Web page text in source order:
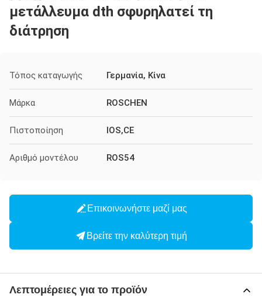
μετάλλευμα dth σφυρηλατεί τη
διάτρηση
Τόπος καταγωγής Γερμανία, Κίνα
Μάρκα ROSCHEN
Πιστοποίηση IOS,CE
Αριθμό μοντέλου ROS54
Επικοινωνήστε μαζί μας
Βρείτε την καλύτερη τιμή
Λεπτομέρειες για το προϊόν